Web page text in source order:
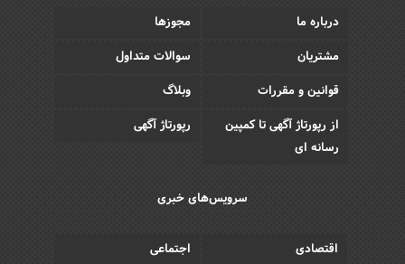
درباره ما
مجوزها
مشتریان
سوالات متداول
قوانین و مقررات
وبلاگ
از رپورتاژ آگهی تا کمپین
رسانه ای
رپورتاژ آگهی
سرویس‌های خبری
اقتصادی اجتماعی